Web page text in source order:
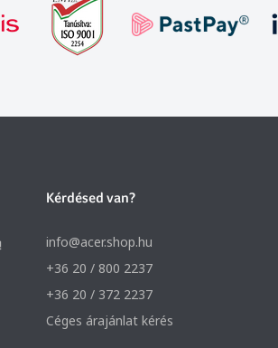
Kérdésed van?
info@acer.shop.hu
+36 20 / 800 2237
+36 20 / 372 2237
Céges árajánlat kérés